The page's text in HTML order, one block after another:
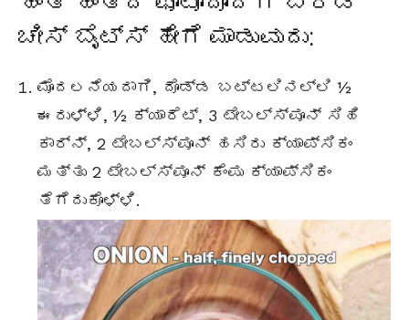
ಚೀಸ್ ಬೈಟ್ಸ್ ಹೇಗೆ ಮಾಡುವುದು:
ಮೊದಲನೆಯದಾಗಿ, ದೊಡ್ಡ ಬಟ್ಟಲಿನಲ್ಲಿ ½
ಈರುಳ್ಳಿ, ½ ಕ್ಯಾರೆಟ್, 3 ಟೇಬಲ್ಸ್ಪೂನ್ ಸಿಹಿ
ಕಾರ್ನ್, 2 ಟೇಬಲ್ಸ್ಪೂನ್ ಹಸಿರು ಕ್ಯಾಪ್ಸಿಕಂ
ಮತ್ತು 2 ಟೇಬಲ್ಸ್ಪೂನ್ ಕೆಂಪು ಕ್ಯಾಪ್ಸಿಕಂ
ತೆಗೆದುಕೊಳ್ಳಿ.